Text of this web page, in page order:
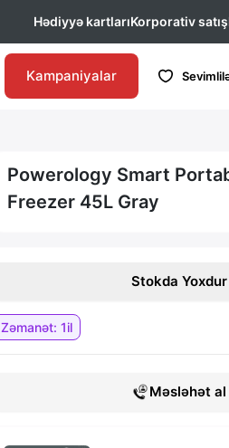
Hədiyyə kartlarıKorporativ
Kampaniyalar
Powerology Smart
Freezer 45L Gray
Stokda Yoxdur
Zəmanət: 1il
Məsləhət al